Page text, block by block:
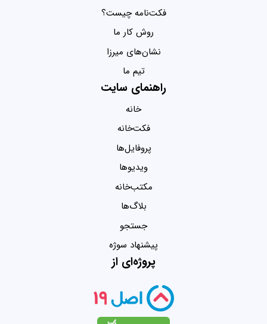
فکت‌نامه چیست؟
روش کار ما
نشان‌های میرزا
تیم ما
راهنمای سایت
خانه
فکت‌خانه
پروفایل‌ها
ویدیو‌ها
مکتب‌خانه
بلاگ‌ها
جستجو
پیشنهاد سوژه
پروژه‌ای از